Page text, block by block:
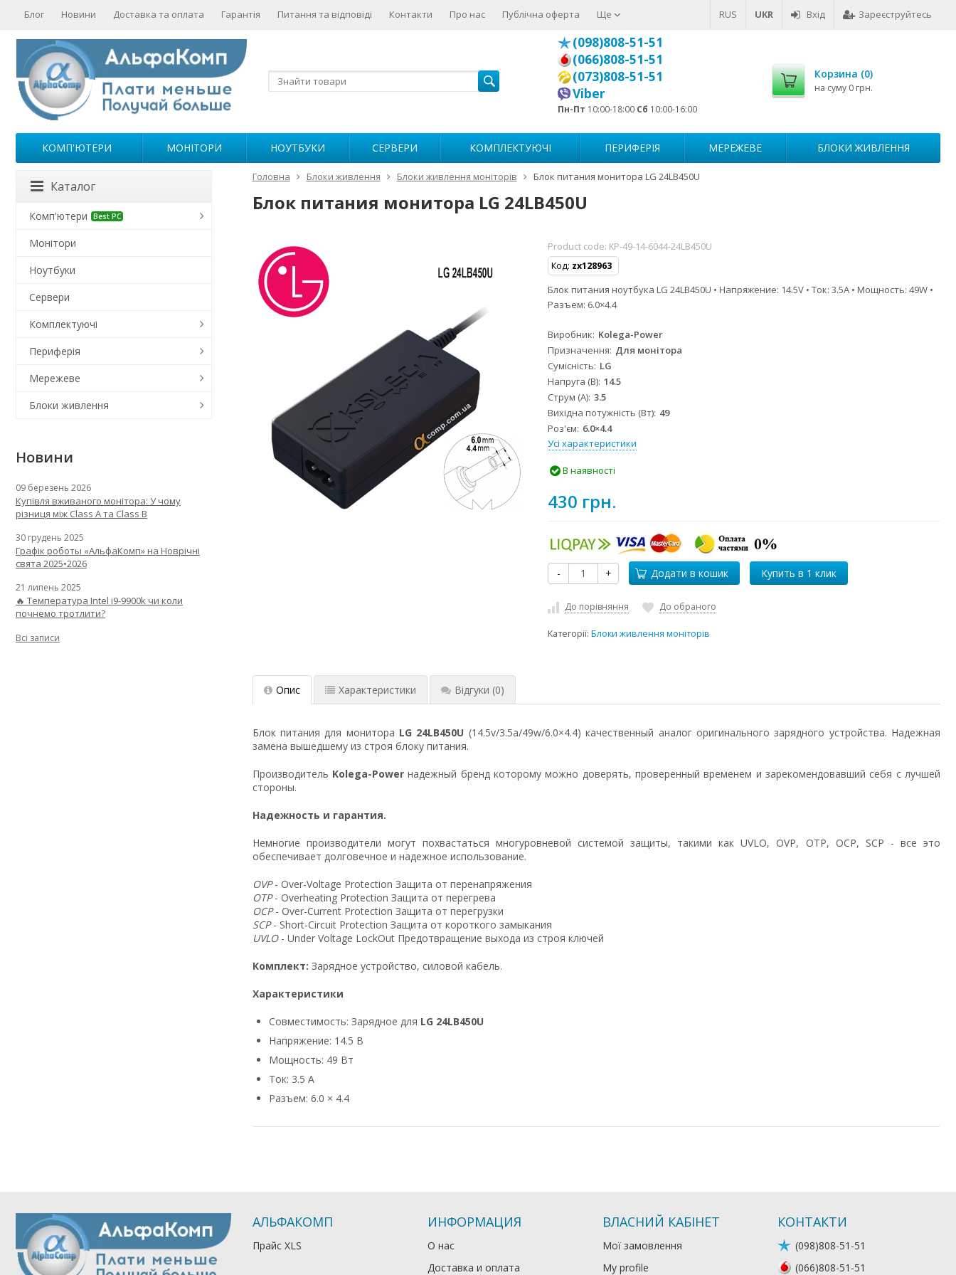
RUS UKR Вхід Зареєструйтесь
Блог Новини Доставка та оплата Гарантія Питання та відповіді Контакти Про нас Публічна оферта Ще
(098)808-51-51
(066)808-51-51
(073)808-51-51
Viber
Пн-Пт 10:00-18:00 Сб 10:00-16:00
Корзина (0)
на суму 0 грн.
КОМП'ЮТЕРИ МОНІТОРИ НОУТБУКИ СЕРВЕРИ КОМПЛЕКТУЮЧІ ПЕРИФЕРІЯ МЕРЕЖЕВЕ БЛОКИ ЖИВЛЕННЯ
Головна Блоки живлення Блоки живлення моніторів Блок питания монитора LG 24LB450U
Блок питания монитора LG 24LB450U
Product code: KP-49-14-6044-24LB450U
Код: zx128963
Блок питания ноутбука LG 24LB450U • Напряжение: 14.5V • Ток: 3.5A • Мощность: 49W •
Разъем: 6.0×4.4
Виробник Kolega-Power
Призначення Для монітора
Сумісність LG
Напруга (В) 14.5
Струм (А) 3.5
Вихідна потужність (Вт) 49
Роз'єм 6.0×4.4
Усі характеристики
В наявності
430 грн.
- + Додати в кошик
До порівняння До обраного
Категорії:Блоки живлення моніторів
Опис Характеристики Відгуки (0)
Блок питания для монитора LG 24LB450U (14.5v/3.5a/49w/6.0×4.4) качественный аналог оригинального зарядного устройства. Надежная
замена вышедшему из строя блоку питания.
Производитель Kolega-Powerнадежный бренд которому можно доверять, проверенный временем и зарекомендовавший себя с лучшей
стороны.
Надежность и гарантия.
Немногие производители могут похвастаться многуровневой системой защиты, такими как UVLO, OVP, OTP, OCP, SCP - все это
обеспечивает долговечное и надежное использование.
OVP- Over-Voltage Protection Защита от перенапряжения
OTP- Overheating Protection Защита от перегрева
OCP- Over-Current Protection Защита от перегрузки
SCP- Short-Circuit Protection Защита от короткого замыкания
UVLO- Under Voltage LockOut Предотвращение выхода из строя ключей
Комплект: Зарядное устройство, силовой кабель.
Характеристики
Совместимость: Зарядное для LG 24LB450U
Напряжение: 14.5 В
Мощность: 49 Вт
Ток: 3.5 А
Разъем: 6.0 × 4.4
Каталог
Комп'ютери Best PC
Монітори
Ноутбуки
Сервери
Комплектуючі
Периферія
Мережеве
Блоки живлення
Новини
09 березень 2026
Купівля вживаного монітора: У чому
різниця між Class A та Class B
30 грудень 2025
Графік роботы «АльфаКомп» на Новрічні
свята 2025•2026
21 липень 2025
🔥 Температура Intel i9-9900k чи коли
почнемо тротлити?
Всі записи
АЛЬФАКОМП
Прайс XLS
ИНФОРМАЦИЯ
О нас
Доставка и оплата
ВЛАСНИЙ КАБІНЕТ
Мої замовлення
My profile
КОНТАКТИ
(098)808-51-51
(066)808-51-51